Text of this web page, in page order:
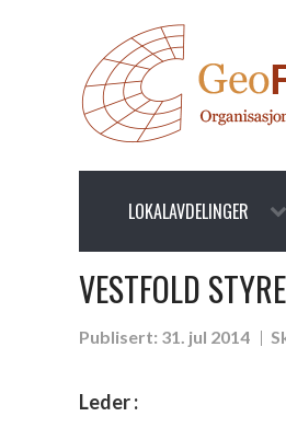
LOKALAVDELINGER
VESTFOLD
Publisert: 31. jul 2014
Leder :